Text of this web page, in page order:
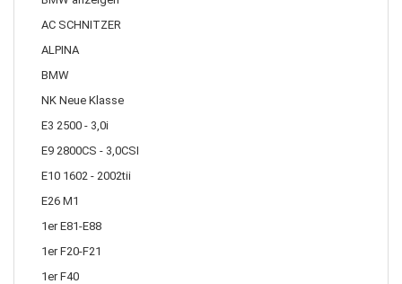
AC SCHNITZER
ALPINA
BMW
NK Neue Klasse
E3 2500 - 3,0i
E9 2800CS - 3,0CSI
E10 1602 - 2002tii
E26 M1
1er E81-E88
1er F20-F21
1er F40